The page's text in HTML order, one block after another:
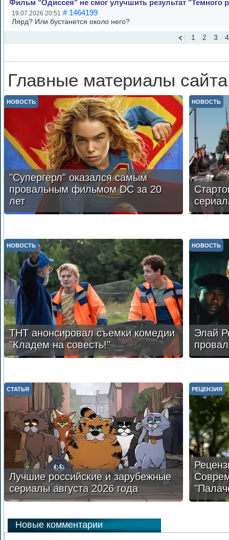
Фильм "Одиссея" не смог улучшить результат "Темного
19.07.2026 20:51 # 1464199
Лярд? Или бустанется около него?
4
3
2
1
Главные материалы
"Супергерл" оказался самым
провальным фильмом DC за 20
лет
НОВОСТЬ НОВОСТЬ
ТНТ анонсировал съемки комедии
"Кладем на совесть!"
НОВОСТЬ
Элай
НОВОСТЬ
Лучшие российские и зарубежные
сериалы августа 2026 года
СТАТЬЯ РЕЦЕНЗИЯ
Новые комментарии